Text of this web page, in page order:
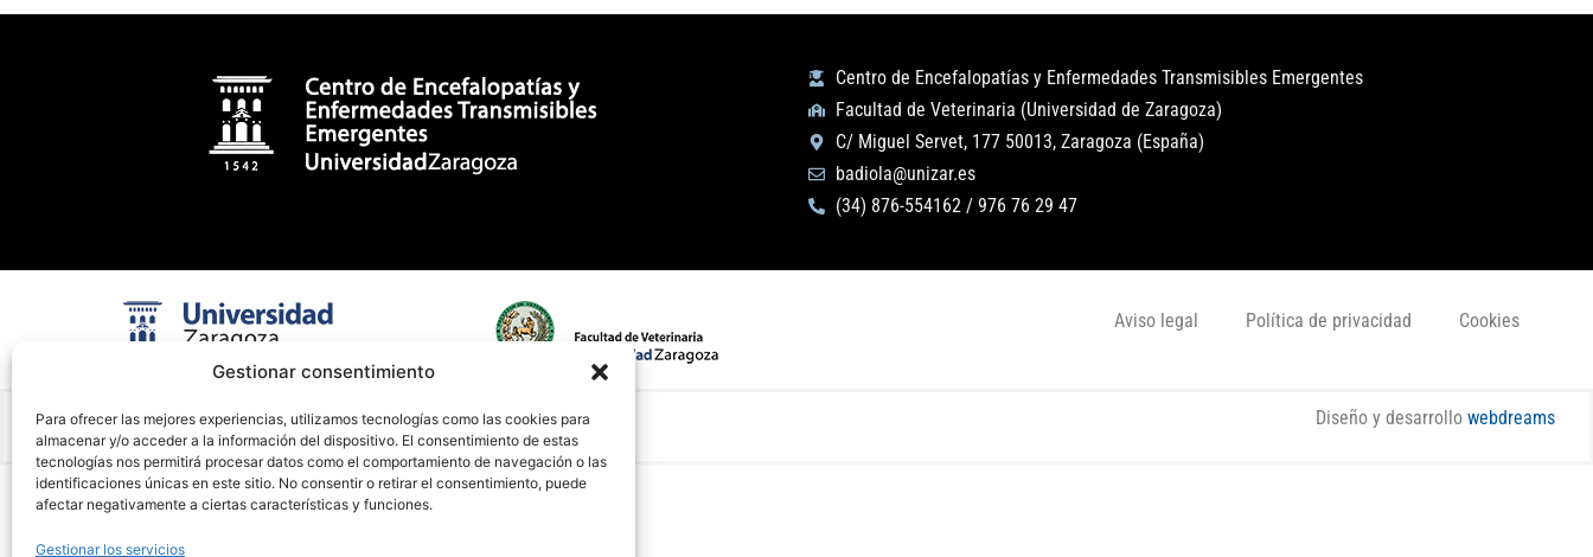
Gestionar consentimiento
Para ofrecer las mejores experiencias, utilizamos tecnologías como las cookies para
almacenar y/o acceder a la información del dispositivo. El consentimiento de estas
tecnologías nos permitirá procesar datos como el comportamiento de navegación o las
identificaciones únicas en este sitio. No consentir o retirar el consentimiento, puede
afectar negativamente a ciertas características y funciones.
Gestionar los servicios
Centro de Encefalopatías y Enfermedades Transmisibles Emergentes
Facultad de Veterinaria (Universidad de Zaragoza)
C/ Miguel Servet, 177 50013, Zaragoza (España)
badiola@unizar.es
(34) 876-554162 / 976 76 29 47
Aviso legal Política de privacidad Cookies
Diseño y desarrollo webdreams